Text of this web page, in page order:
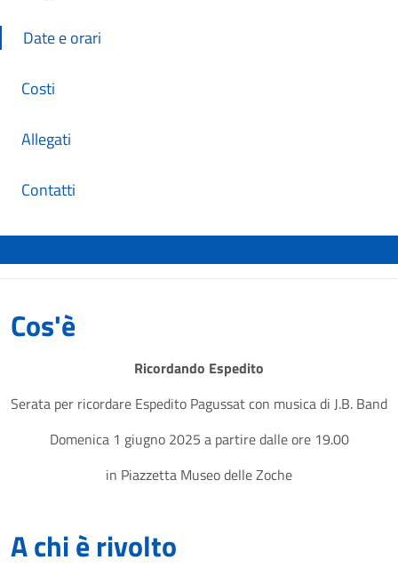
Date e orari
Costi
Allegati
Contatti
Cos'è
Ricordando Espedito
Serata per ricordare Espedito Pagussat con musica di J.B. Band
Domenica 1 giugno 2025 a partire dalle ore 19.00
in Piazzetta Museo delle Zoche
A chi è rivolto